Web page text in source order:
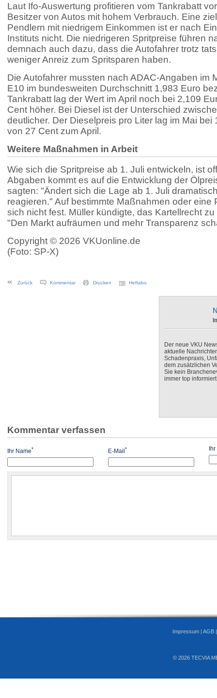
Laut Ifo-Auswertung profitieren vom Tankrabatt
Besitzer von Autos mit hohem Verbrauch. Eine
Pendlern mit niedrigem Einkommen ist er nach
Instituts nicht. Die niedrigeren Spritpreise führen
demnach auch dazu, dass die Autofahrer trotz
weniger Anreiz zum Spritsparen haben.
Die Autofahrer mussten nach ADAC-Angaben im
E10 im bundesweiten Durchschnitt 1,983 Euro
Tankrabatt lag der Wert im April noch bei 2,109
Cent höher. Bei Diesel ist der Unterschied
deutlicher. Der Dieselpreis pro Liter lag im Mai bei
von 27 Cent zum April.
Weitere Maßnahmen in Arbeit
Wie sich die Spritpreise ab 1. Juli entwickeln, ist
Abgaben kommt es auf die Entwicklung der
sagten: "Ändert sich die Lage ab 1. Juli
reagieren." Auf bestimmte Maßnahmen oder eine
sich nicht fest. Müller kündigte, das Kartellrecht
"Den Markt aufräumen und mehr Transparenz
Copyright © 2026 VKUonline.de
(Foto: SP-X)
Zurück Kommentar Drucken Heftabo
Der neue VKU
aktuelle
Schadenpraxis,
dem zusätzlichen
Sie kein
immer top
Kommentar verfassen
Ihr Name* E-Mail* Ihr
Impressum | AGB
© 2026 TECVIA